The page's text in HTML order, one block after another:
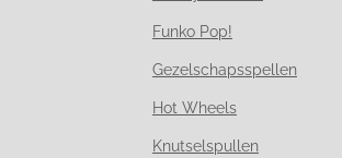
Funko Pop!
Gezelschapsspellen
Hot Wheels
Knutselspullen